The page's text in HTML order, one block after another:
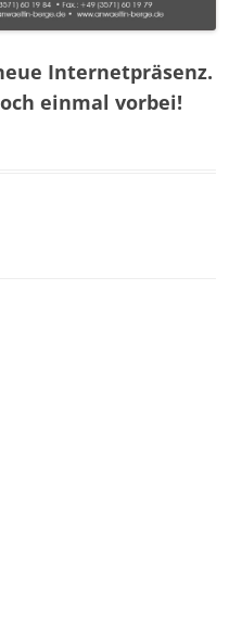
Internetpräsenz.
einmal vorbei!